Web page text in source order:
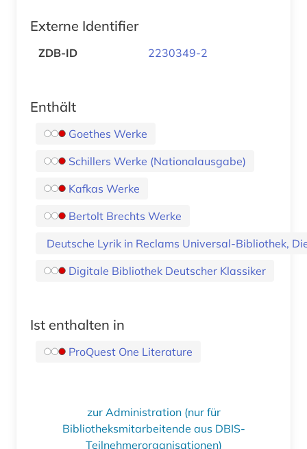
Externe Identifier
ZDB-ID 2230349-2
Enthält
Goethes Werke
Schillers Werke (Nationalausgabe)
Kafkas Werke
Bertolt Brechts Werke
Deutsche Lyrik in Reclams Universal-Bibliothek,
Digitale Bibliothek Deutscher Klassiker
Ist enthalten in
ProQuest One Literature
zur Administration (nur für
Bibliotheksmitarbeitende aus DBIS-
Teilnehmerorganisationen)